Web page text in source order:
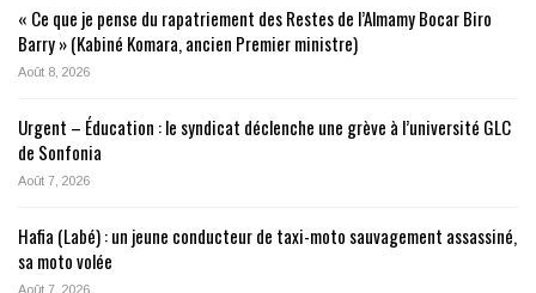
« Ce que je pense du rapatriement des Restes de l’Almamy Bocar Biro
Barry » (Kabiné Komara, ancien Premier ministre)
Août 8, 2026
Urgent – Éducation : le syndicat déclenche une grève à l’université GLC
de Sonfonia
Août 7, 2026
Hafia (Labé) : un jeune conducteur de taxi-moto sauvagement assassiné,
sa moto volée
Août 7, 2026